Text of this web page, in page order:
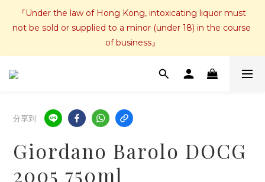
『Under the law of Hong Kong, intoxicating liquor must
not be sold or supplied to a minor (under 18) in the course
of business』
分享到
Giordano Barolo DOCG
2005 750ml